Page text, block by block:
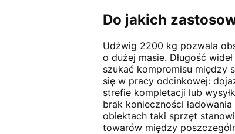
Do jakich
Udźwig 2200 kg pozwala
o dużej masie. Długość
szukać kompromisu między
się w pracy odcinkowej:
strefie kompletacji lub
brak konieczności
obiektach taki sprzęt
towarów między